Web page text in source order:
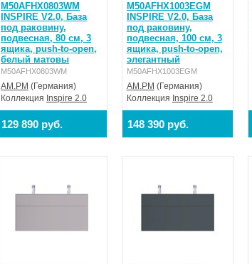
M50AFHX0803WM
INSPIRE V2.0, База
под раковину,
подвесная, 80 см, 3
ящика, push-to-open,
белый матовы
M50AFHX0803WM
AM.PM (Германия)
Коллекция Inspire 2.0
129 890 руб.
M50AFHX1003EGM
INSPIRE V2.0, База
под раковину,
подвесная, 100 см, 3
ящика, push-to-open,
элегантный
M50AFHX1003EGM
AM.PM (Германия)
Коллекция Inspire 2.0
148 390 руб.